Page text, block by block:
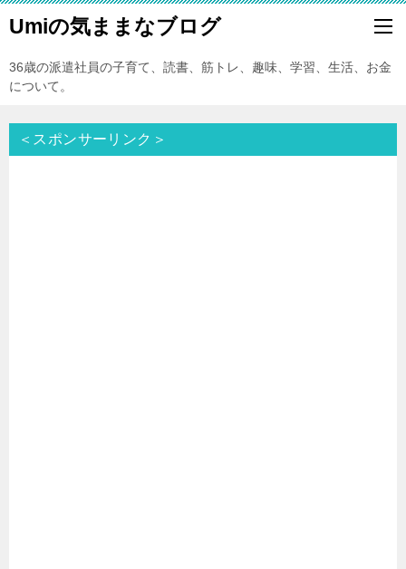
Umiの気ままなブログ
36歳の派遣社員の子育て、読書、筋トレ、趣味、学習、生活、お金
について。
＜スポンサーリンク＞